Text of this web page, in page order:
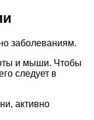
заболеваниям.
и мыши. Чтобы
следует в
активно